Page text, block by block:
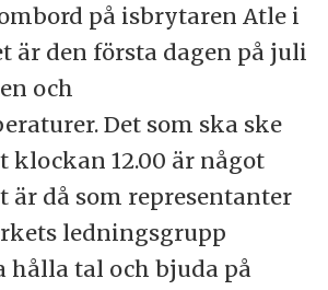
på isbrytaren Atle i
är den första dagen på juli
och
Det som ska ske
klockan 12.00 är något
är då som representanter
ledningsgrupp
hålla tal och bjuda på